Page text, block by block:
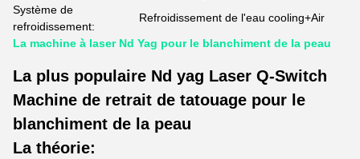
Système de
refroidissement:
Refroidissement de l'eau cooling+Air
La machine à laser Nd Yag pour le blanchiment de la peau
La plus populaire Nd yag Laser Q-Switch
Machine de retrait de tatouage pour le
blanchiment de la peau
La théorie: